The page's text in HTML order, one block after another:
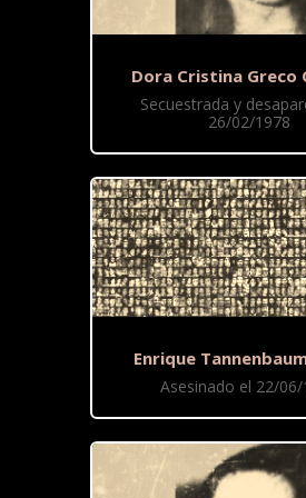
Dora Cristina Greco
Secuestrada y
26/02/1978
Enrique
Asesinado el 22/06/